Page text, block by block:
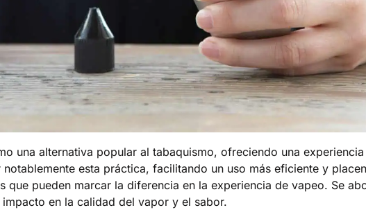
una alternativa popular al tabaquismo, ofreciendo una
esta práctica, facilitando un uso más eficiente y
que pueden marcar la diferencia en la experiencia de vapeo. Se
en la calidad del vapor y el sabor.